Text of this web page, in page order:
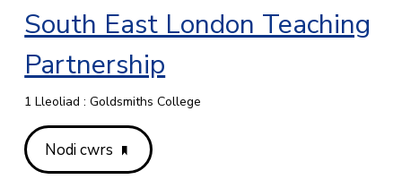
South East London Teaching
Partnership
1 Lleoliad : Goldsmiths College
Nodi cwrs